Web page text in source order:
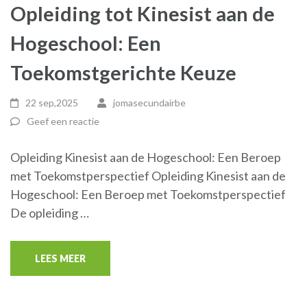
Opleiding tot Kinesist aan de
Hogeschool: Een
Toekomstgerichte Keuze
22 sep,2025
jomasecundairbe
Geef een reactie
Opleiding Kinesist aan de Hogeschool: Een Beroep
met Toekomstperspectief Opleiding Kinesist aan de
Hogeschool: Een Beroep met Toekomstperspectief
De opleiding …
LEES MEER